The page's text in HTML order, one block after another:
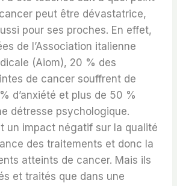
cancer peut être dévastatrice,
pour ses proches. En effet,
de l’Association italienne
(Aiom), 20 % des
de cancer souffrent de
d’anxiété et plus de 50 %
détresse psychologique.
un impact négatif sur la qualité
des traitements et donc la
atteints de cancer. Mais ils
et traités que dans une